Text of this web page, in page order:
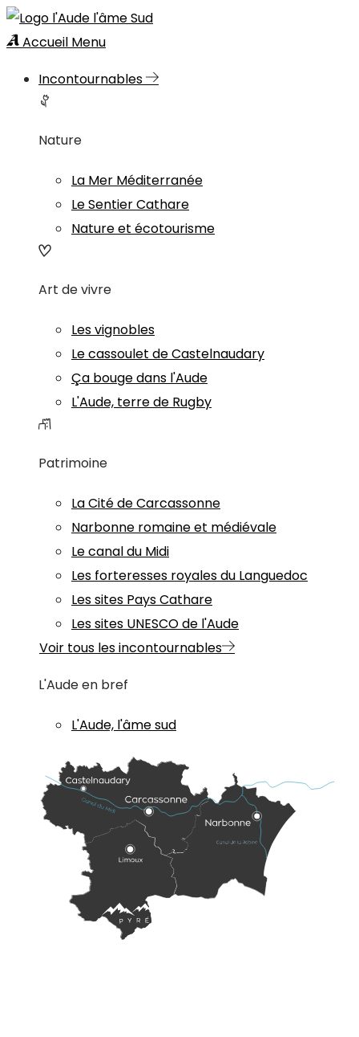
Accueil Menu
Incontournables
Nature
La Mer Méditerranée
Le Sentier Cathare
Nature et écotourisme
Art de vivre
Les vignobles
Le cassoulet de Castelnaudary
Ça bouge dans l'Aude
L'Aude, terre de Rugby
Patrimoine
La Cité de Carcassonne
Narbonne romaine et médiévale
Le canal du Midi
Les forteresses royales du Languedoc
Les sites Pays Cathare
Les sites UNESCO de l'Aude
Voir tous les incontournables
L'Aude en bref
L'Aude, l'âme sud